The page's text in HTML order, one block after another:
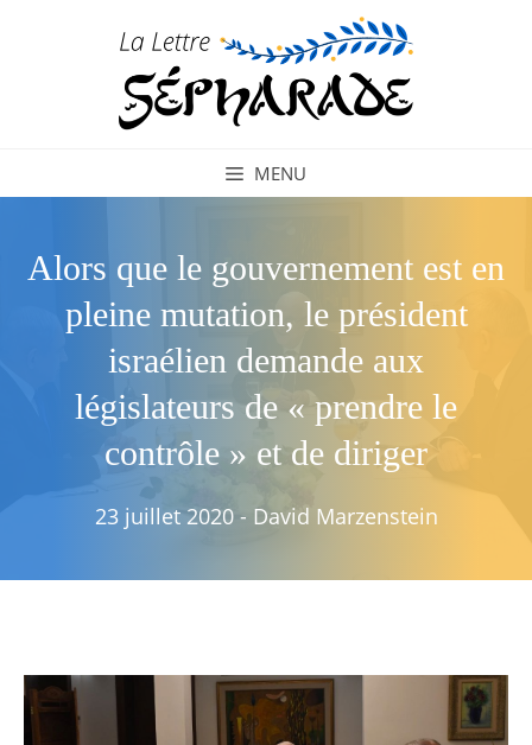
MENU
Alors que le gouvernement est en
pleine mutation, le président
israélien demande aux
législateurs de « prendre le
contrôle » et de diriger
23 juillet 2020 - David Marzenstein